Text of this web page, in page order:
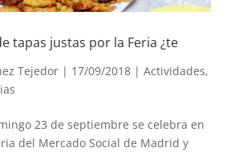
tapas justas por la Feria ¿te
Tejedor| 17/09/2018 | Actividades,
23 de septiembre se celebra en
del Mercado Social de Madrid y